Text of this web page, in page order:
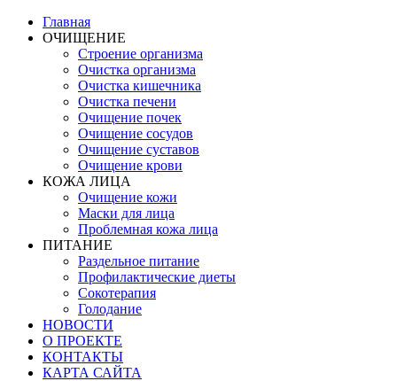
Главная
ОЧИЩЕНИЕ
Строение организма
Очистка организма
Очистка кишечника
Очистка печени
Очищение почек
Очищение сосудов
Очищение суставов
Очищение крови
КОЖА ЛИЦА
Очищение кожи
Маски для лица
Проблемная кожа лица
ПИТАНИЕ
Раздельное питание
Профилактические диеты
Сокотерапия
Голодание
НОВОСТИ
О ПРОЕКТЕ
КОНТАКТЫ
КАРТА САЙТА